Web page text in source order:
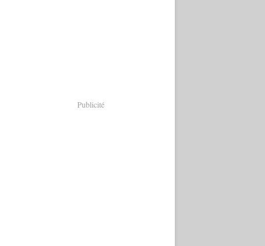
Publicité